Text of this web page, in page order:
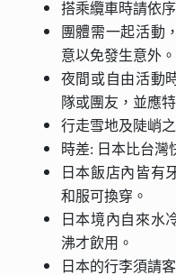
搭乘纜車時請依
團體需一起活動
意以免發生意外。
夜間或自由活動
隊或團友，並應
行走雪地及陡峭
時差: 日本比台灣
日本飯店內皆有
和服可換穿。
日本境內自來水
沸才飲用。
日本的行李須請